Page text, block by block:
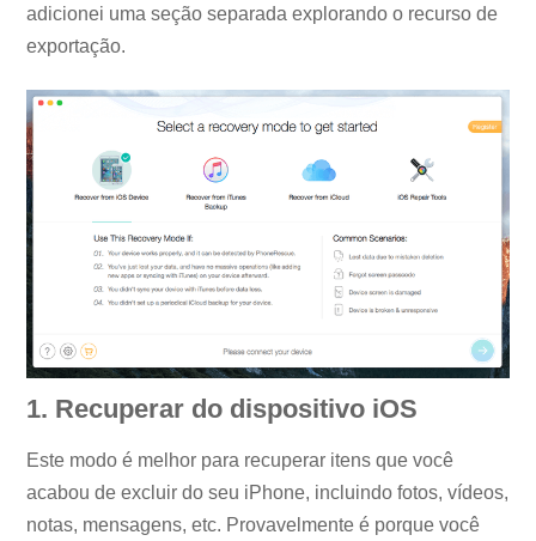
adicionei uma seção separada explorando o recurso de
exportação.
1. Recuperar do dispositivo iOS
Este modo é melhor para recuperar itens que você
acabou de excluir do seu iPhone, incluindo fotos, vídeos,
notas, mensagens, etc. Provavelmente é porque você